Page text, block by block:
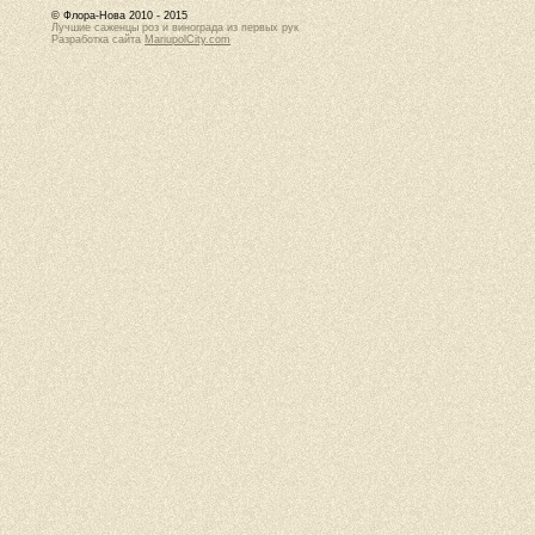
© Флора-Нова 2010 - 2015
Лучшие саженцы роз и винограда из первых рук
Разработка сайта MariupolCity.com